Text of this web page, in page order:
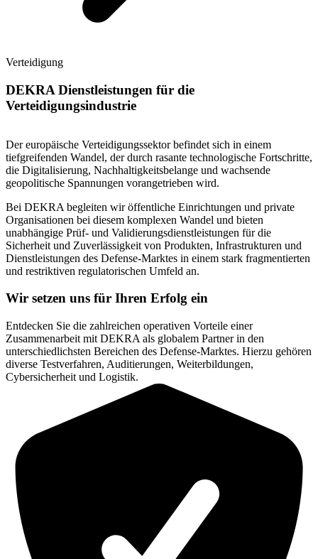
Verteidigung
DEKRA Dienstleistungen für die
Verteidigungsindustrie
Der europäische Verteidigungssektor befindet sich in einem
tiefgreifenden Wandel, der durch rasante technologische Fortschritte,
die Digitalisierung, Nachhaltigkeitsbelange und wachsende
geopolitische Spannungen vorangetrieben wird.
Bei DEKRA begleiten wir öffentliche Einrichtungen und private
Organisationen bei diesem komplexen Wandel und bieten
unabhängige Prüf- und Validierungsdienstleistungen für die
Sicherheit und Zuverlässigkeit von Produkten, Infrastrukturen und
Dienstleistungen des Defense-Marktes in einem stark fragmentierten
und restriktiven regulatorischen Umfeld an.
Wir setzen uns für Ihren Erfolg ein
Entdecken Sie die zahlreichen operativen Vorteile einer
Zusammenarbeit mit DEKRA als globalem Partner in den
unterschiedlichsten Bereichen des Defense-Marktes. Hierzu gehören
diverse Testverfahren, Auditierungen, Weiterbildungen,
Cybersicherheit und Logistik.